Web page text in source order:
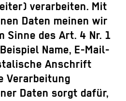
verarbeiten. Mit
Daten meinen wir
Sinne des Art. 4 Nr. 1
Name, E-Mail-
Anschrift
Verarbeitung
Daten sorgt dafür,